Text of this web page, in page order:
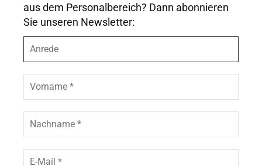
aus dem Personalbereich? Dann abonnieren
Sie unseren Newsletter:
r
e
e
r
n
m
c
h